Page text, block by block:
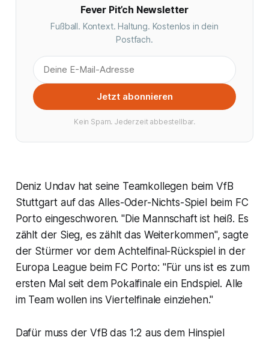
Fever Pit’ch Newsletter
Fußball. Kontext. Haltung. Kostenlos in dein
Postfach.
Jetzt abonnieren
Kein Spam. Jederzeit abbestellbar.
Deniz Undav hat seine Teamkollegen beim VfB
Stuttgart auf das Alles-Oder-Nichts-Spiel beim FC
Porto eingeschworen. "Die Mannschaft ist heiß. Es
zählt der Sieg, es zählt das Weiterkommen", sagte
der Stürmer vor dem Achtelfinal-Rückspiel in der
Europa League beim FC Porto: "Für uns ist es zum
ersten Mal seit dem Pokalfinale ein Endspiel. Alle
im Team wollen ins Viertelfinale einziehen."
Dafür muss der VfB das 1:2 aus dem Hinspiel